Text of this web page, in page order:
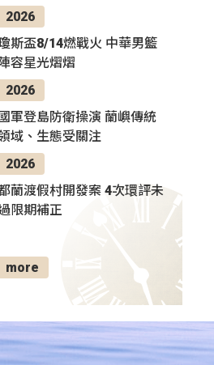
2026
斯盃8/14燃戰火 中華男籃
陣容星光熠熠
2026
國軍登島防衛操演 蘭嶼傳統
域、生態受關注
2026
蘭渡假村開發案 4次環評未
限期補正
more